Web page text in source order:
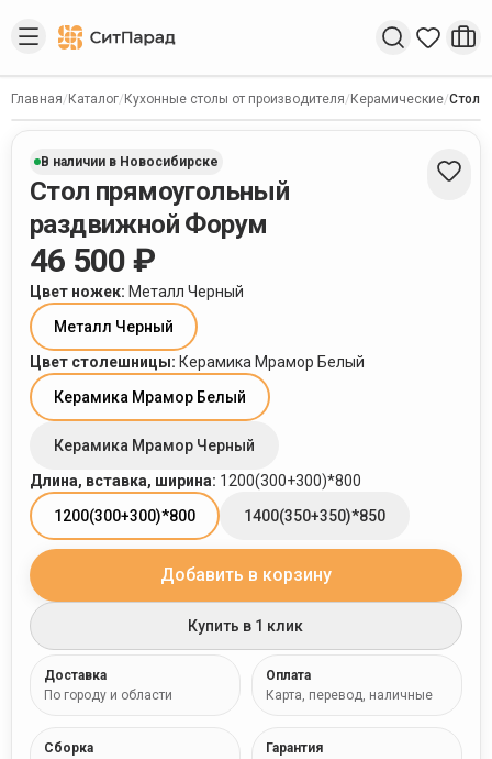
Введите запрос
Главная/ Каталог/ Кухонные столы от производителя/ Керамические/Стол
В наличии в Новосибирске
Стол прямоугольный
раздвижной Форум
46 500 ₽
Цвет ножек: Металл Черный
Металл Черный
Цвет столешницы: Керамика Мрамор Белый
Керамика Мрамор Белый
Керамика Мрамор Черный
Длина, вставка, ширина: 1200(300+300)*800
1200(300+300)*800
1400(350+350)*850
Добавить в корзину
Купить в 1 клик
Доставка
По городу и области
Оплата
Карта, перевод, наличные
Сборка
Гарантия